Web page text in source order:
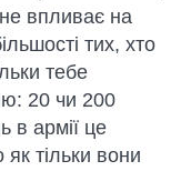
впливає на
тих, хто
тебе
20 чи 200
в армії це
тільки вони